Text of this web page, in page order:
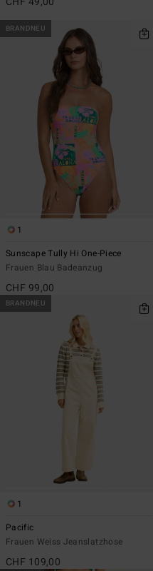
BRANDNEU
1
Sunscape Tully Hi One-Piece
Frauen Blau Badeanzug
CHF 99,00
BRANDNEU
1
Pacific
Frauen Weiss Jeanslatzhose
CHF 109,00